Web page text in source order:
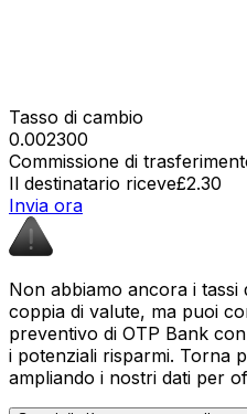
Tasso di cambio
0.002300
Commissione di
Il destinatario riceve£2.30
Invia ora
Non abbiamo ancora i tassi
coppia di valute, ma puoi
preventivo di OTP Bank
i potenziali risparmi. Torna
ampliando i nostri dati per